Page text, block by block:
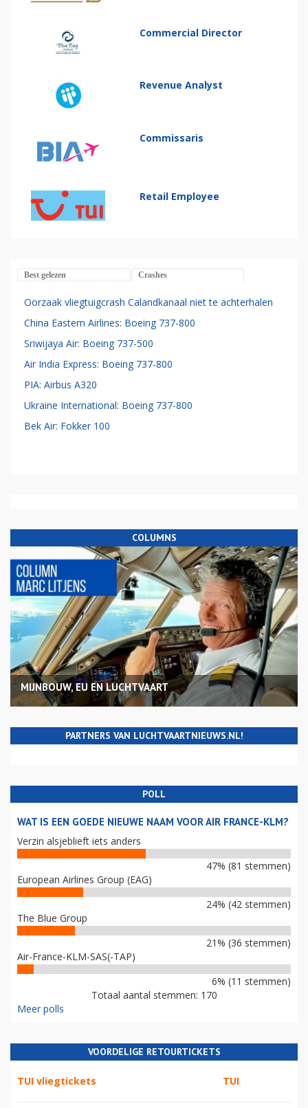
Commercial Director
Revenue Analyst
Commissaris
Retail Employee
Best gelezen Crashes
Oorzaak vliegtuigcrash Calandkanaal niet te achterhalen
China Eastern Airlines: Boeing 737-800
Sriwijaya Air: Boeing 737-500
Air India Express: Boeing 737-800
PIA: Airbus A320
Ukraine International: Boeing 737-800
Bek Air: Fokker 100
COLUMNS
MIJNBOUW, EU EN LUCHTVAART
PARTNERS VAN LUCHTVAARTNIEUWS.NL!
POLL
WAT IS EEN GOEDE NIEUWE NAAM VOOR AIR FRANCE-KLM?
Verzin alsjeblieft iets anders
47% (81 stemmen)
European Airlines Group (EAG)
24% (42 stemmen)
The Blue Group
21% (36 stemmen)
Air-France-KLM-SAS(-TAP)
6% (11 stemmen)
Totaal aantal stemmen: 170
Meer polls
VOORDELIGE RETOURTICKETS
TUI vliegtickets TUI